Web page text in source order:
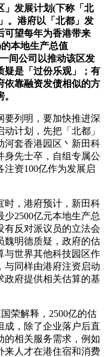
」发展计划(下称「北
。港府以「北都」发
可望每年为香港带来
本地生产总值
间公司以推动该区发
疑是「过份乐观」；有
依靠融资发债相似的方
要列明，要加快推进深
计划，先把「北都」
河套香港园区丶新田科
身先士卒，自组专属公
资100亿作为发展启
时，港府预计，新田科
2500亿元本地生产总
有反对派议员的立法会
魏明德质疑，政府的估
与世界其他科技园区作
与同样由港府注资启动
政府提供相关估算的基
荣解释，2500亿的估
成，除了企业落户后直
的相关服务需求，例如
来人才在港住宿和消费